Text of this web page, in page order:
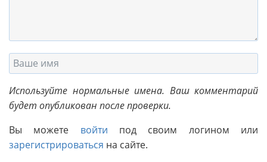
Используйте нормальные имена. Ваш комментарий
будет опубликован после проверки.
Вы можете войти под своим логином или
зарегистрироваться на сайте.